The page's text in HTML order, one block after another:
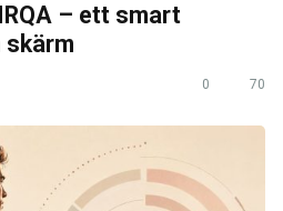
– ett smart
skärm
0 70